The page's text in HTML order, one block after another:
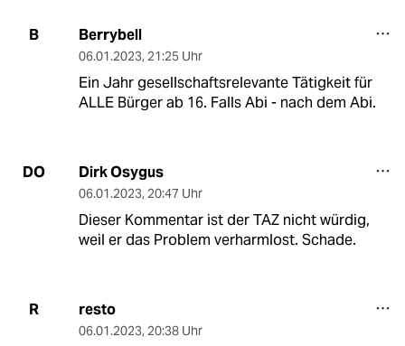
B Berrybell
06.01.2023, 21:25 Uhr
Ein Jahr gesellschaftsrelevante Tätigkeit für
ALLE Bürger ab 16. Falls Abi - nach dem Abi.
DO Dirk Osygus
06.01.2023, 20:47 Uhr
Dieser Kommentar ist der TAZ nicht würdig,
weil er das Problem verharmlost. Schade.
R resto
06.01.2023, 20:38 Uhr